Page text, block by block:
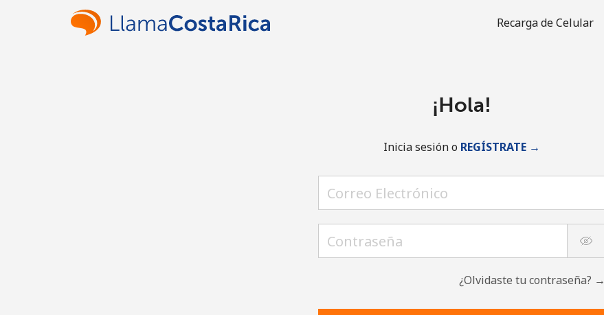
Recarga de Celular
¡Hola!
Inicia sesión o REGÍSTRATE →
¿Olvidaste tu contraseña? →